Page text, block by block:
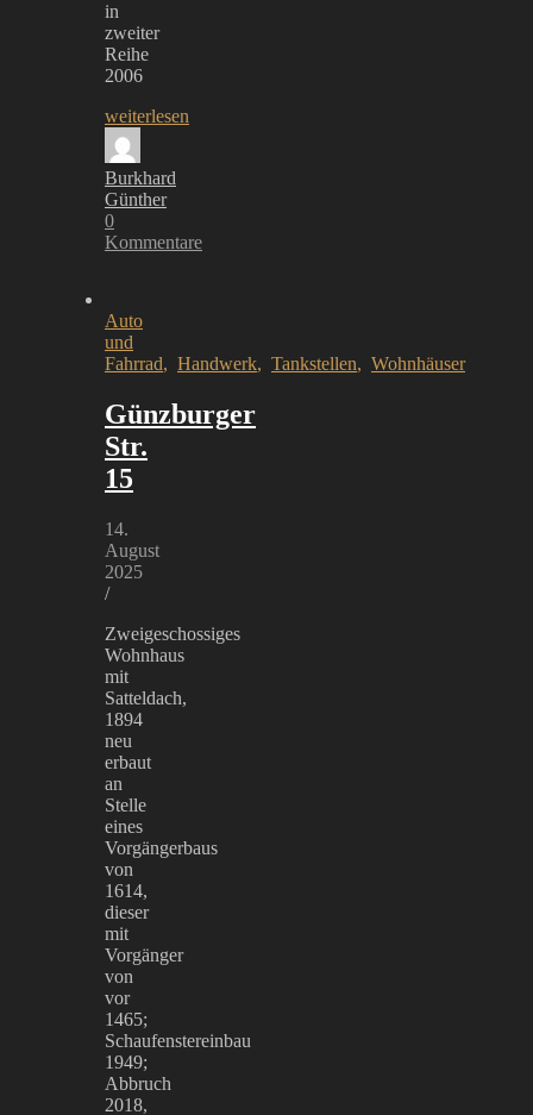
in
zweiter
Reihe
2006
weiterlesen
Burkhard
Günther
0
Kommentare
Auto
und
Fahrrad, Handwerk, Tankstellen, Wohnhäuser
Günzburger
Str.
15
14.
August
2025
/
Zweigeschossiges
Wohnhaus
mit
Satteldach,
1894
neu
erbaut
an
Stelle
eines
Vorgängerbaus
von
1614,
dieser
mit
Vorgänger
von
vor
1465;
Schaufenstereinbau
1949;
Abbruch
2018,